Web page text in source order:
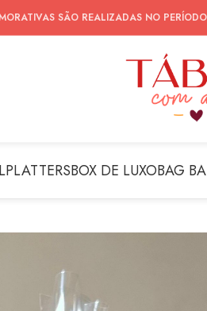
SÃO REALIZADAS NO
PLATTERSBOX DE LUXOBAG